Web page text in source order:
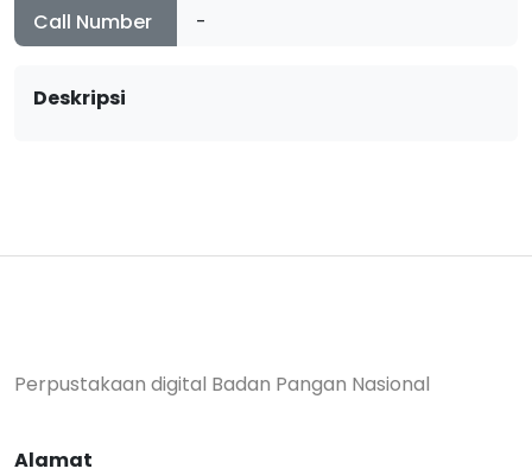
Call Number
-
Deskripsi
Perpustakaan digital Badan Pangan Nasional
Alamat